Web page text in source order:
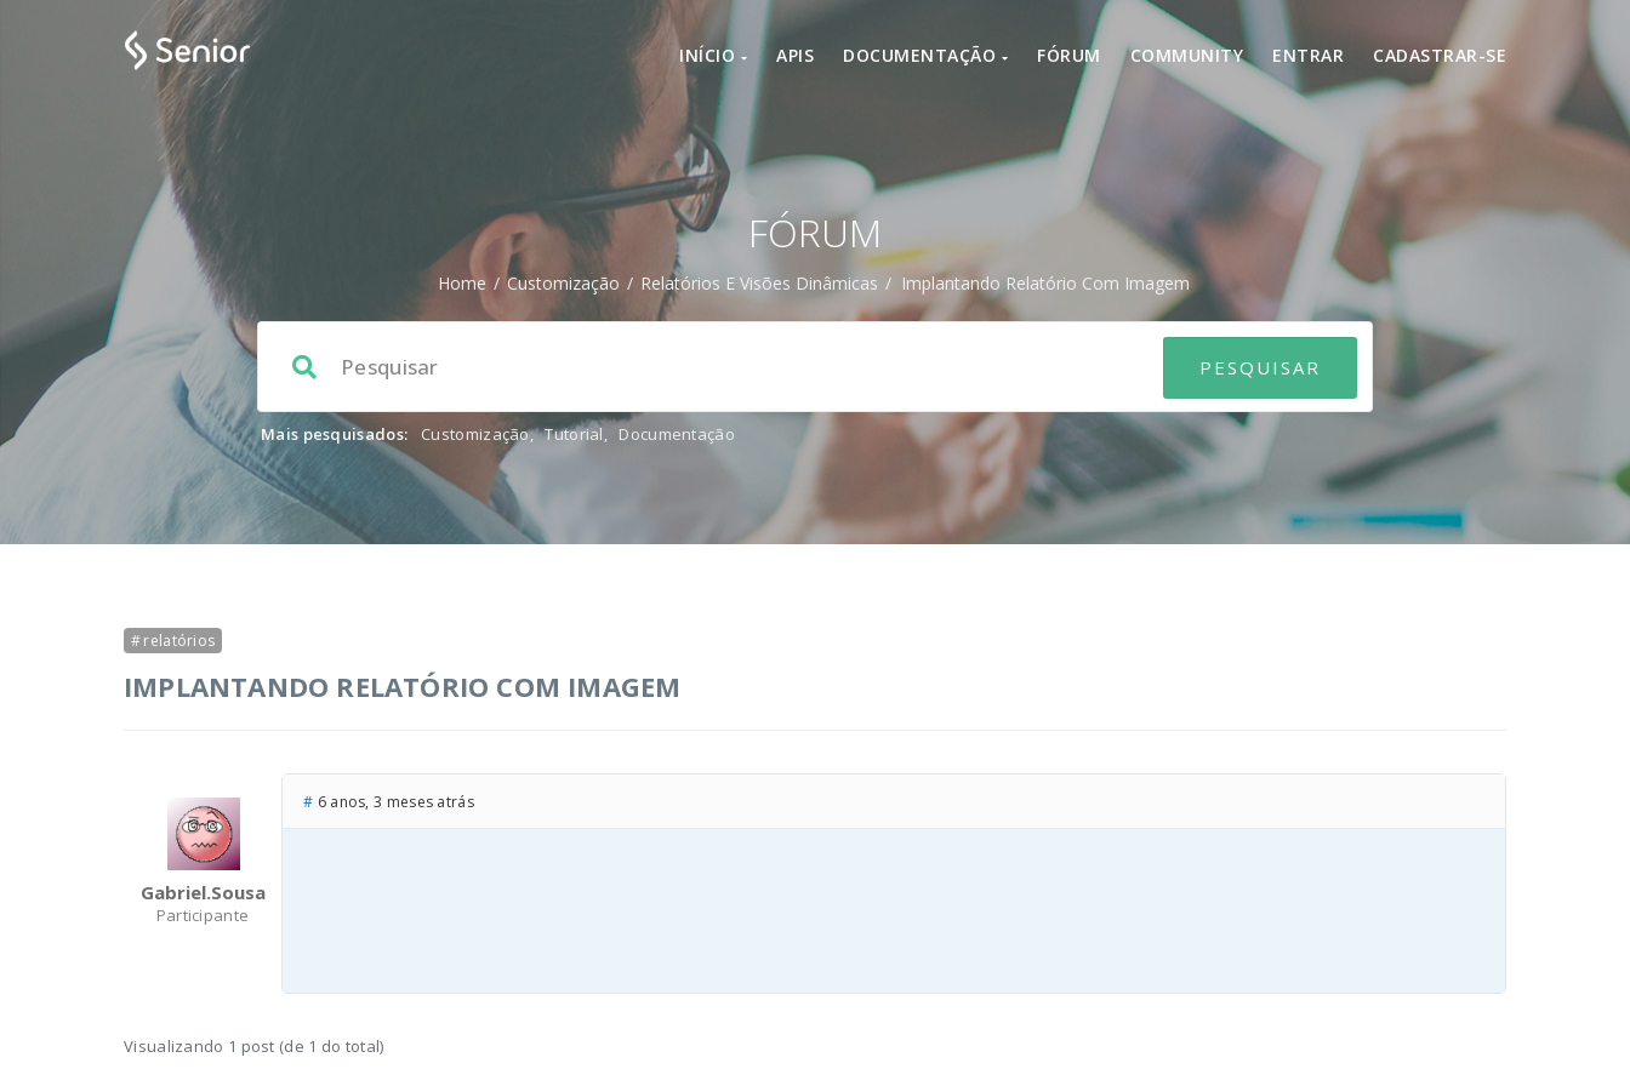
INÍCIO APIS DOCUMENTAÇÃO FÓRUM COMMUNITY ENTRAR CADASTRAR-SE
FÓRUM
Home / Customização / Relatórios E Visões Dinâmicas / Implantando Relatório Com Imagem
Mais pesquisados: Customização, Tutorial, Documentação
relatórios
IMPLANTANDO RELATÓRIO COM IMAGEM
Gabriel.sousa
Participante
# 6 anos, 3 meses atrás
Visualizando 1 post (de 1 do total)